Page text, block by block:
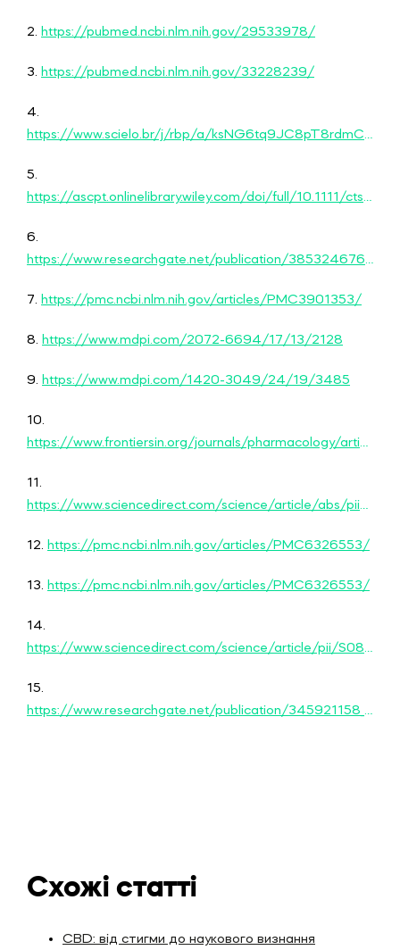
2. https://pubmed.ncbi.nlm.nih.gov/29533978/
3. https://pubmed.ncbi.nlm.nih.gov/33228239/
4.
https://www.scielo.br/j/rbp/a/ksNG6tq9JC8pT8rdmCk7TTb/?lang=en
5.
https://ascpt.onlinelibrary.wiley.com/doi/full/10.1111/cts.13425
6.
https://www.researchgate.net/publication/385324676_Cannabidiol_CBD_A_Systematic_Review_of_Clinical_and_Preclinical_Evidence_in_the_Treatment_of_Pain
7. https://pmc.ncbi.nlm.nih.gov/articles/PMC3901353/
8. https://www.mdpi.com/2072-6694/17/13/2128
9. https://www.mdpi.com/1420-3049/24/19/3485
10.
https://www.frontiersin.org/journals/pharmacology/articles/10.3389/fphar.2023.1328885/full
11.
https://www.sciencedirect.com/science/article/abs/pii/S2095496423000249
12. https://pmc.ncbi.nlm.nih.gov/articles/PMC6326553/
13. https://pmc.ncbi.nlm.nih.gov/articles/PMC6326553/
14.
https://www.sciencedirect.com/science/article/pii/S0891061818302114?via%3Dihub
15.
https://www.researchgate.net/publication/345921158_How_COVID-19_induces_cytokine_storm_with_high_mortality
Схожі статті
CBD: від стигми до наукового визнання